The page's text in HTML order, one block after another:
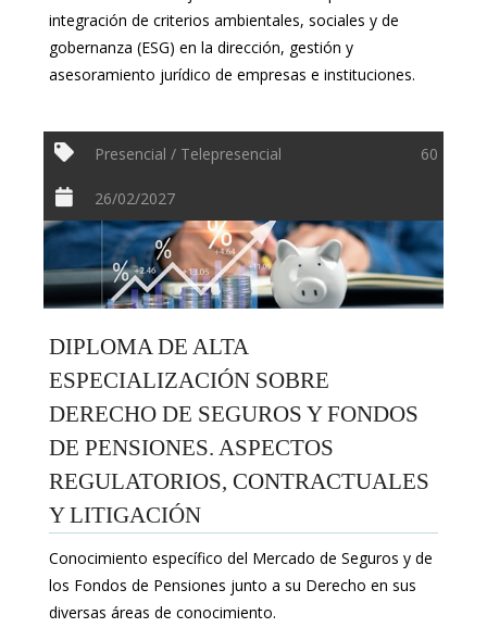
integración de criterios ambientales, sociales y de
gobernanza (ESG) en la dirección, gestión y
asesoramiento jurídico de empresas e instituciones.
Presencial / Telepresencial 60
26/02/2027
DIPLOMA DE ALTA
ESPECIALIZACIÓN SOBRE
DERECHO DE SEGUROS Y FONDOS
DE PENSIONES. ASPECTOS
REGULATORIOS, CONTRACTUALES
Y LITIGACIÓN
Conocimiento específico del Mercado de Seguros y de
los Fondos de Pensiones junto a su Derecho en sus
diversas áreas de conocimiento.